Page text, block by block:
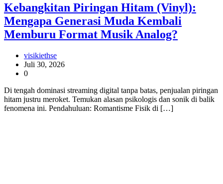
Kebangkitan Piringan Hitam (Vinyl):
Mengapa Generasi Muda Kembali
Memburu Format Musik Analog?
visikiethse
Juli 30, 2026
0
Di tengah dominasi streaming digital tanpa batas, penjualan piringan
hitam justru meroket. Temukan alasan psikologis dan sonik di balik
fenomena ini. Pendahuluan: Romantisme Fisik di […]